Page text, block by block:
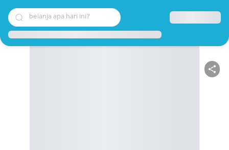
belanja apa hari ini?